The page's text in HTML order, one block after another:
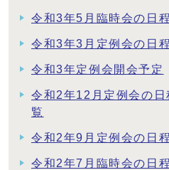
令和3年5月臨時会の日程
令和3年3月定例会の日
令和3年定例会開会予定
令和2年12月定例会の
覧
令和2年9月定例会の日
令和2年7月臨時会の日程